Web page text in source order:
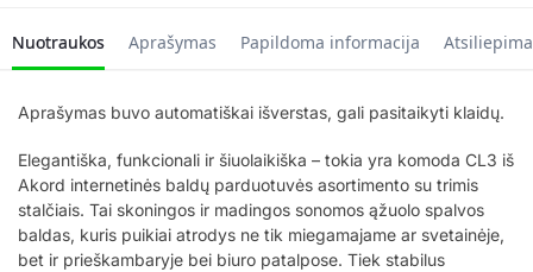
Nuotraukos Aprašymas Papildoma informacija
Aprašymas buvo automatiškai išverstas, gali pasitaikyti klaidų.
Elegantiška, funkcionali ir šiuolaikiška – tokia yra komoda CL3 iš
Akord internetinės baldų parduotuvės asortimento su trimis
stalčiais. Tai skoningos ir madingos sonomos ąžuolo spalvos
baldas, kuris puikiai atrodys ne tik miegamajame ar svetainėje,
bet ir prieškambaryje bei biuro patalpose. Tiek stabilus